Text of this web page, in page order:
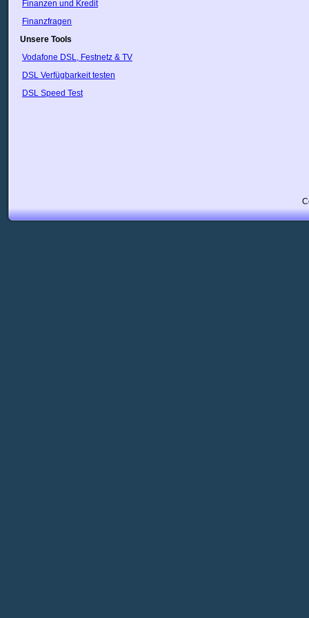
VietNam
Zypern
Ägypten
Österreich
Finanzen und Kredit
Finanzfragen
Unsere Tools
Vodafone DSL, Festnetz & TV
DSL Verfügbarkeit testen
DSL Speed Test